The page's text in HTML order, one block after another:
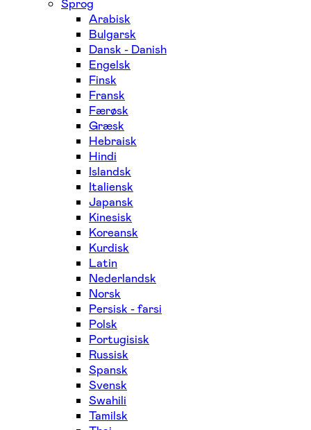
Sprog
Arabisk
Bulgarsk
Dansk - Danish
Engelsk
Finsk
Fransk
Færøsk
Græsk
Hebraisk
Hindi
Islandsk
Italiensk
Japansk
Kinesisk
Koreansk
Kurdisk
Latin
Nederlandsk
Norsk
Persisk - farsi
Polsk
Portugisisk
Russisk
Spansk
Svensk
Swahili
Tamilsk